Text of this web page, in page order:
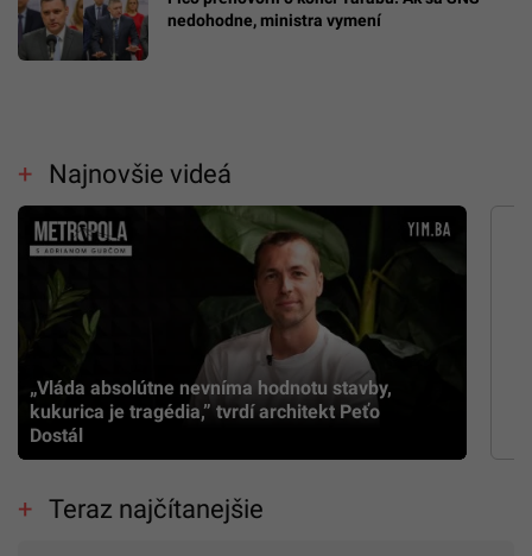
nedohodne, ministra vymení
Najnovšie videá
„Vláda absolútne nevníma hodnotu stavby,
kukurica je tragédia,” tvrdí architekt Peťo
Dostál
Teraz najčítanejšie